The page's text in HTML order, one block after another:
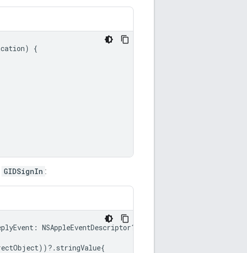
)
{
GIDSignIn :
: NSAppleEventDescriptor?)
))?. stringValue{